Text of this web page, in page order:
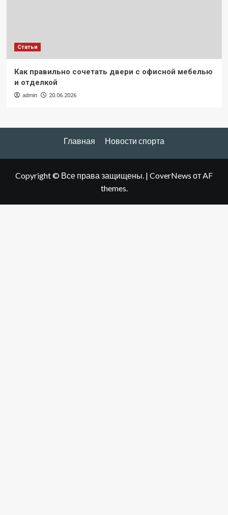
Статьи
Как правильно сочетать двери с офисной мебелью
и отделкой
admin 20.06.2026
Главная Новости спорта
Copyright © Все права защищены. | CoverNews от AF
themes.